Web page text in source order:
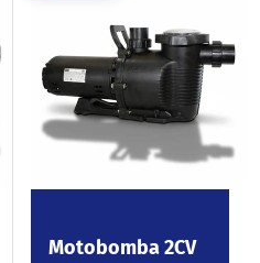
Motobomba 2CV